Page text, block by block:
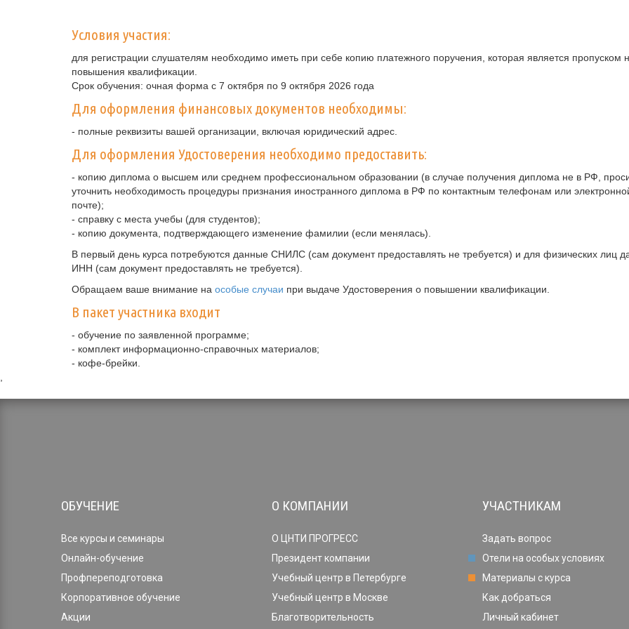
Условия участия:
для регистрации слушателям необходимо иметь при себе копию платежного поручения, которая является пропуском
повышения квалификации.
Срок обучения: очная форма с 7 октября по 9 октября 2026 года
Для оформления финансовых документов необходимы:
- полные реквизиты вашей организации, включая юридический адрес.
Для оформления Удостоверения необходимо предоставить:
- копию диплома о высшем или среднем профессиональном образовании (в случае получения диплома не в РФ,
уточнить необходимость процедуры признания иностранного диплома в РФ по контактным телефонам или
почте);
- справку с места учебы (для студентов);
- копию документа, подтверждающего изменение фамилии (если менялась).
В первый день курса потребуются данные СНИЛС (сам документ предоставлять не требуется) и для физических лиц
ИНН (сам документ предоставлять не требуется).
Обращаем ваше внимание на особые случаи при выдаче Удостоверения о повышении квалификации.
В пакет участника входит
- обучение по заявленной программе;
- комплект информационно-справочных материалов;
- кофе-брейки.
ОБУЧЕНИЕ
Все курсы и семинары
Онлайн-обучение
Профпереподготовка
Корпоративное обучение
Акции
О КОМПАНИИ
О ЦНТИ ПРОГРЕСС
Президент компании
Учебный центр в Петербурге
Учебный центр в Москве
Благотворительность
УЧАСТНИКАМ
Задать вопрос
Отели на особых условиях
Материалы с курса
Как добраться
Личный кабинет